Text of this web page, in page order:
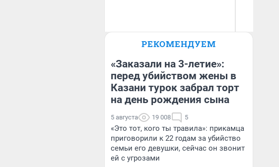
Екатерина Торопова
недвижимости
РЕКОМЕНДУЕМ
«Заказали на 3-летие»:
перед убийством жены в
Казани турок забрал торт
на день рождения сына
5 августа 19 008 5
«Это тот, кого ты травила»: прикамца
приговорили к 22 годам за убийство
семьи его девушки, сейчас он звонит
ей с угрозами